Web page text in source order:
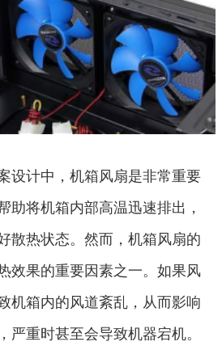
计中，机箱风扇是非常重要
助将机箱内部高温迅速排出，
散热状态。然而，机箱风扇的
效果的重要因素之一。如果风
机箱内的风道紊乱，从而影响
严重时甚至会导致机器宕机。